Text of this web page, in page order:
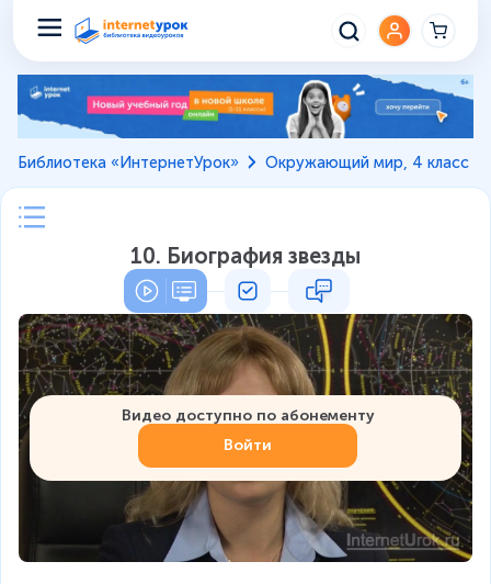
Библиотека «ИнтернетУрок» Окружающий мир, 4 класс
10. Биография звезды
Видео доступно по абонементу
Войти